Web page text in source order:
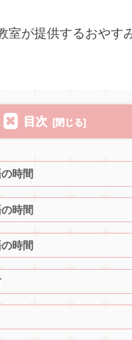
室が提供するおやす
目次
時間
時間
時間